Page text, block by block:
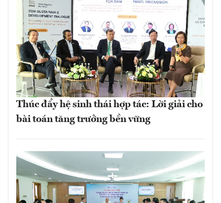
Thúc đẩy hệ sinh thái hợp tác: Lời giải cho
bài toán tăng trưởng bền vững